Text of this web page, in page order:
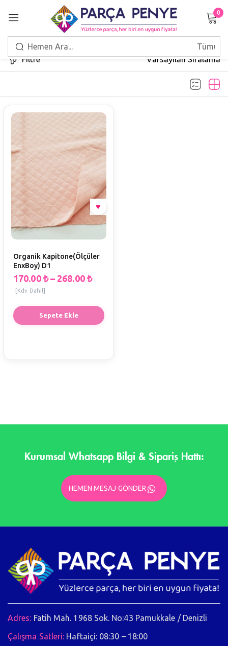
0
Filtre Varsayılan Sıralama
Sepete Ekle
Organik Kapitone(Ölçüler
EnxBoy) D1
170.00 ₺ – 268.00 ₺
[Kdv Dahil]
Kurumsal Whatsapp Bilgi & Sipariş Hattı:
HEMEN MESAJ GÖNDER
Adres: Fatih Mah. 1968 Sok. No:43 Pamukkale / Denizli
Çalışma Satleri: Haftaiçi: 08:30 – 18:00
Giriş Yap
HESAP OLUŞTUR